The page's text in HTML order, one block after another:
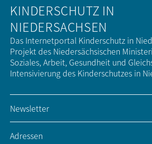
KINDERSCHUTZ IN
NIEDERSACHSEN
Das Internetportal Kinderschutz in
Projekt des Niedersächsischen
Soziales, Arbeit, Gesundheit und
Intensivierung des Kinderschutzes in
Newsletter
Adressen